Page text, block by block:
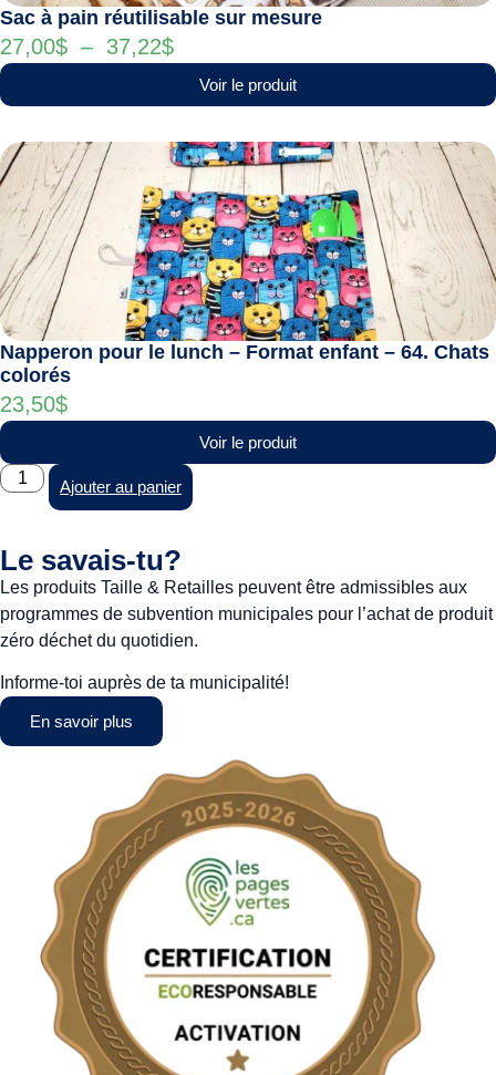
Sac à pain réutilisable sur mesure
27,00$ – 37,22$
Voir le produit
Napperon pour le lunch – Format enfant – 64. Chats
colorés
23,50$
Voir le produit
Ajouter au panier
Le savais-tu?
Les produits Taille & Retailles peuvent être admissibles aux
programmes de subvention municipales pour l’achat de produit
zéro déchet du quotidien.
Informe-toi auprès de ta municipalité!
En savoir plus